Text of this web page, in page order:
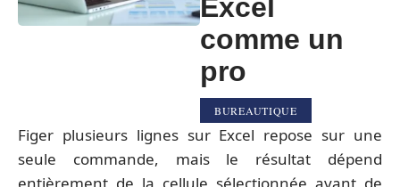
Excel
comme un
pro
BUREAUTIQUE
Figer plusieurs lignes sur Excel repose sur une
seule commande, mais le résultat dépend